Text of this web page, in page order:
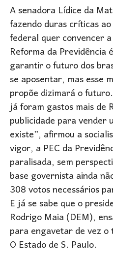
A senadora Lídice da
fazendo duras críticas
federal quer convencer
Reforma da Previdência
garantir o futuro dos
se aposentar, mas esse
propõe dizimará o
já foram gastos mais de
publicidade para vender
existe”, afirmou a
vigor, a PEC da
paralisada, sem
base governista ainda
308 votos necessários
E já se sabe que o
Rodrigo Maia (DEM),
para engavetar de vez
O Estado de S. Paulo.